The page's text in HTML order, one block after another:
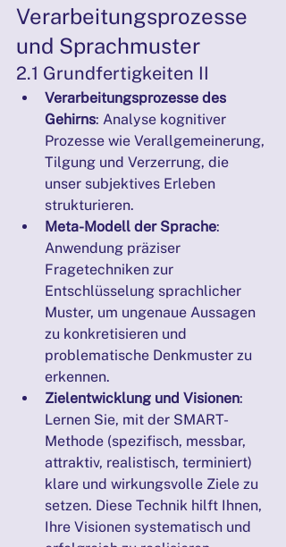
Verarbeitungsprozesse
und Sprachmuster
2.1 Grundfertigkeiten II
Verarbeitungsprozesse des
Gehirns: Analyse kognitiver
Prozesse wie Verallgemeinerung,
Tilgung und Verzerrung, die
unser subjektives Erleben
strukturieren.
Meta-Modell der Sprache:
Anwendung präziser
Fragetechniken zur
Entschlüsselung sprachlicher
Muster, um ungenaue Aussagen
zu konkretisieren und
problematische Denkmuster zu
erkennen.
Zielentwicklung und Visionen:
Lernen Sie, mit der SMART-
Methode (spezifisch, messbar,
attraktiv, realistisch, terminiert)
klare und wirkungsvolle Ziele zu
setzen. Diese Technik hilft Ihnen,
Ihre Visionen systematisch und